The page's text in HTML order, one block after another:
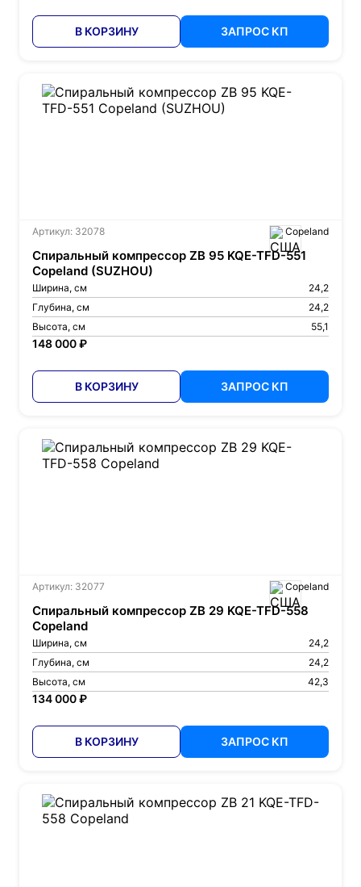
В КОРЗИНУ ЗАПРОС КП
Артикул: 32078 Copeland
Спиральный компрессор ZB 95 KQE-TFD-551
Copeland (SUZHOU)
Ширина, см
24,2
Глубина, см
24,2
Высота, см
55,1
148 000 ₽
В КОРЗИНУ ЗАПРОС КП
Артикул: 32077 Copeland
Спиральный компрессор ZB 29 KQE-TFD-558
Copeland
Ширина, см
24,2
Глубина, см
24,2
Высота, см
42,3
134 000 ₽
В КОРЗИНУ ЗАПРОС КП